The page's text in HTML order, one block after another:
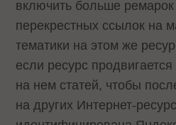
включить больше ремарок
перекрестных ссылок на
тематики на этом же
если ресурс
на нем статей, чтобы
на других Интернет-